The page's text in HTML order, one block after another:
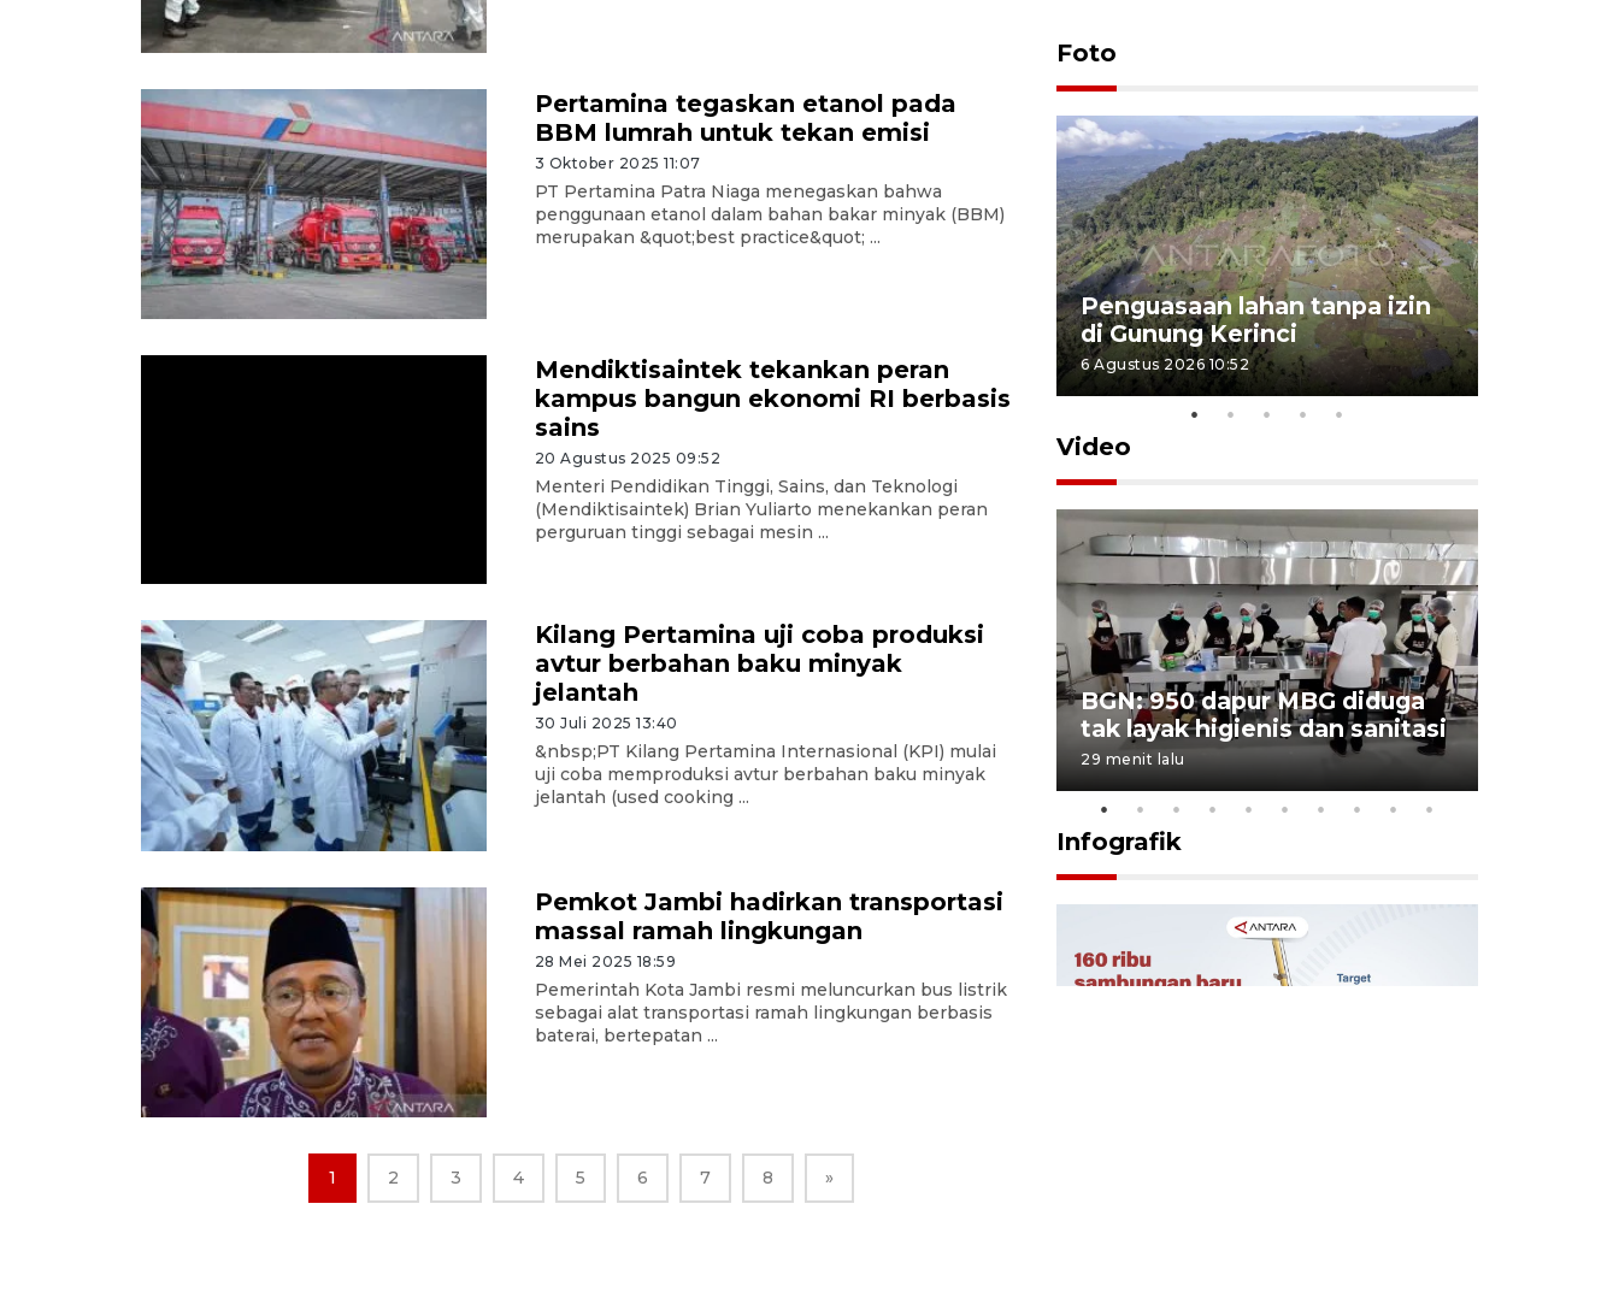
Pertamina tegaskan etanol pada
BBM lumrah untuk tekan emisi
3 Oktober 2025 11:07
PT Pertamina Patra Niaga menegaskan bahwa
penggunaan etanol dalam bahan bakar minyak (BBM)
merupakan &quot;best practice&quot; ...
Mendiktisaintek tekankan peran
kampus bangun ekonomi RI berbasis
sains
20 Agustus 2025 09:52
Menteri Pendidikan Tinggi, Sains, dan Teknologi
(Mendiktisaintek) Brian Yuliarto menekankan peran
perguruan tinggi sebagai mesin ...
Kilang Pertamina uji coba produksi
avtur berbahan baku minyak
jelantah
30 Juli 2025 13:40
&nbsp;PT Kilang Pertamina Internasional (KPI) mulai
uji coba memproduksi avtur berbahan baku minyak
jelantah (used cooking ...
Pemkot Jambi hadirkan transportasi
massal ramah lingkungan
28 Mei 2025 18:59
Pemerintah Kota Jambi resmi meluncurkan bus listrik
sebagai alat transportasi ramah lingkungan berbasis
baterai, bertepatan ...
1 2 3 4 5 6 7 8 »
Foto
3 Agustus 2026 10:57
Penguasaan lahan tanpa izin
di Gunung Kerinci
6 Agustus 2026 10:52
Video
Lima gerai Koperasi Merah
nasional
6 jam lalu
BGN: 950 dapur MBG diduga
tak layak higienis dan sanitasi
29 menit lalu
Infografik